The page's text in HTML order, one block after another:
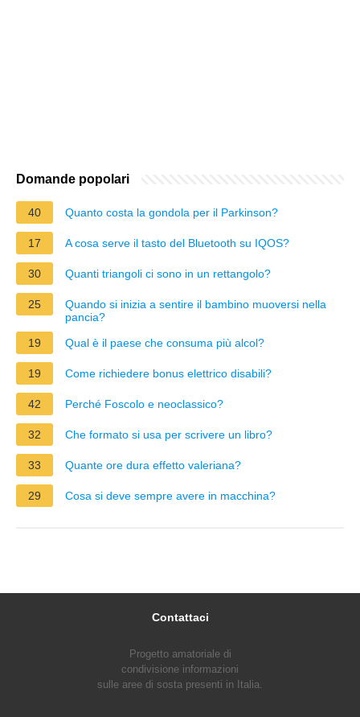
Domande popolari
40 Quanto costa la gondola per il Parkinson?
17 A cosa serve il tasto del Bluetooth su IQOS?
30 Quanti triangoli ci sono in un rettangolo?
25
Quando si inizia a sentire il bambino muoversi nella
pancia?
19
Qual è il paese che consuma più alcol?
19 Come richiedere bonus elettrico disabili?
42 Perché Foscolo e neoclassico?
32 Che formato si usa per scrivere un libro?
33 Quante ore dura effetto valeriana?
29 Cosa si deve sempre avere in macchina?
Contattaci
Progetto amatoriale di
condivisione informazioni
sulle aree di sosta presenti in Italia.